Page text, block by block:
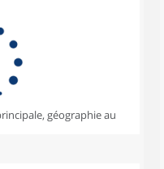
géographie au